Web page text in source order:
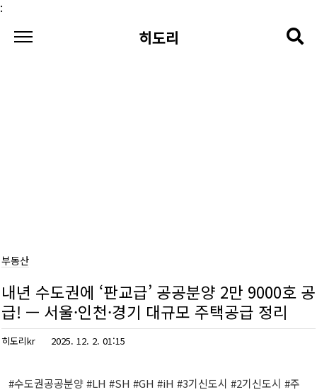
:
본문 바로가기
히도리
부동산
내년 수도권에 ‘판교급’ 공공분양 2만 9000호 공
급! — 서울·인천·경기 대규모 주택공급 정리
히도리kr 2025. 12. 2. 01:15
#수도권공공분양 #LH #SH #GH #iH #3기신도시 #2기신도시 #주